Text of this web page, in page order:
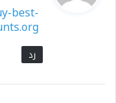
ل
best-
رد